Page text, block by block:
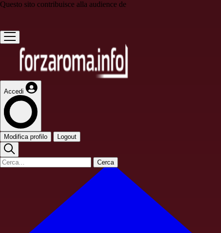
Questo sito contribuisce alla audience de
Accedi
Modifica profilo Logout
Cerca